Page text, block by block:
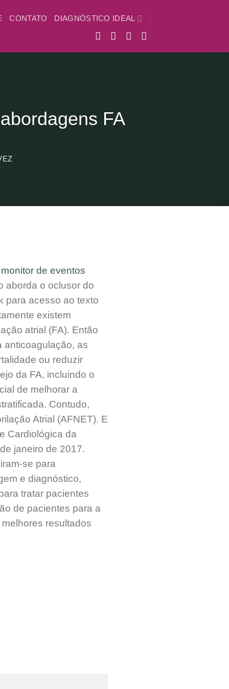
CONTATO DIAGNÓSTICO IDEAL
FA
monitor de eventos
aborda o oclusor do
para acesso ao texto
existem
atrial (FA). Então
anticoagulação, as
ou reduzir
da FA, incluindo o
de melhorar a
Contudo,
Atrial (AFNET). E
Cardiológica da
janeiro de 2017.
se para
e diagnóstico,
tratar pacientes
de pacientes para a
resultados